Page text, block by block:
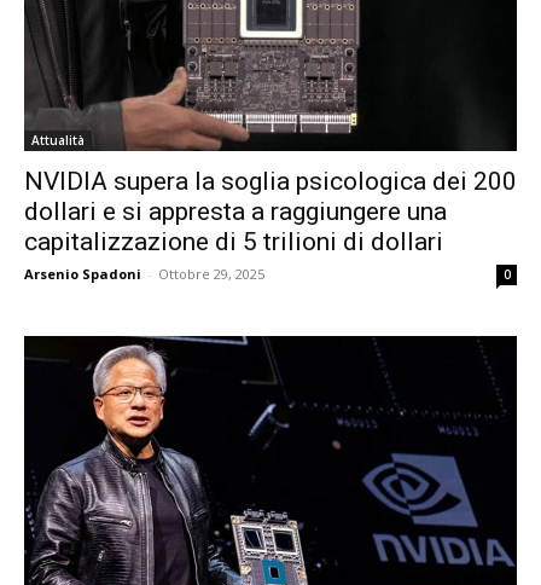
Attualità
NVIDIA supera la soglia psicologica dei 200
dollari e si appresta a raggiungere una
capitalizzazione di 5 trilioni di dollari
Arsenio Spadoni - Ottobre 29, 2025 0